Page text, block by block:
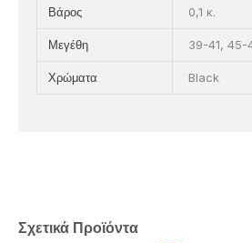
Σχετικά Προϊόντα
Βάρος 0,1 κ.
Μεγέθη 39-41, 45-
Χρώματα Black